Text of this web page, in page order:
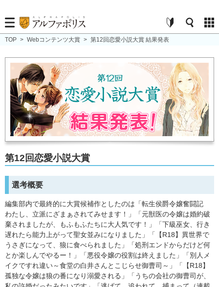
TOP > Webコンテンツ大賞 > 第12回恋愛小説大賞 結果発表
第12回恋愛小説大賞
選考概要
編集部内で最終的に大賞候補作としたのは「転生侯爵令嬢奮闘記
わたし、立派にざまぁされてみせます！」「元獣医の令嬢は婚約破
棄されましたが、もふもふたちに大人気です！」「下級巫女、行き
遅れたら能力上がって聖女並みになりました」「【R18】異世界で
うさぎになって、狼に食べられました」「処刑エンドからだけど何
とか楽しんでやるー！」「悪役令嬢の役割は終えました」「別人メ
イクですれ違い～食堂の白井さんとこじらせ御曹司～」「【R18】
孤独な令嬢は狼の番になり溺愛される」「うちの会社の御曹司が、